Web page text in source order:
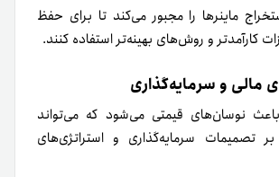
ماینرها را مجبور می‌کند تا برای حفظ
کارآمدتر و روش‌های بهینه‌تر استفاده کنند.
مالی و سرمایه‌گذاری
نوسان‌های قیمتی می‌شود که می‌تواند
بر تصمیمات سرمایه‌گذاری و استراتژی‌های